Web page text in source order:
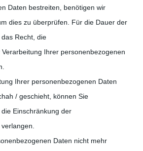
Daten bestreiten, benötigen wir
dies zu überprüfen. Für die Dauer der
Recht, die
Ihrer personenbezogenen
Ihrer personenbezogenen Daten
/ geschieht, können Sie
Einschränkung der
Daten nicht mehr